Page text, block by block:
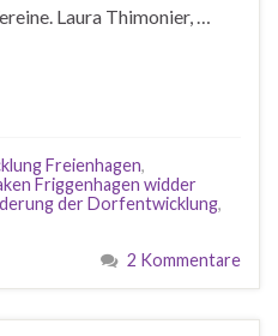
Laura Thimonier, …
Freienhagen,
Friggenhagen widder
der Dorfentwicklung,
2 Kommentare